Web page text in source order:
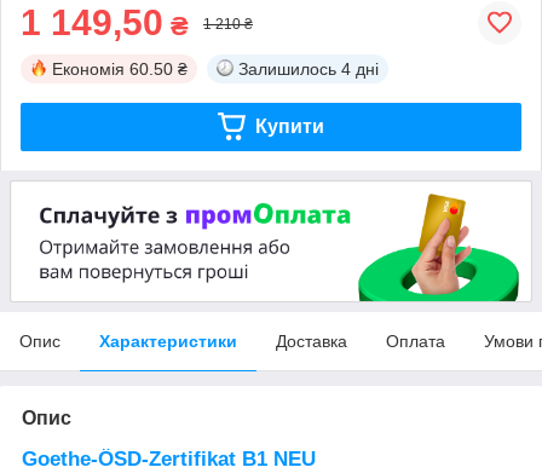
1 149,50 ₴ 1 210 ₴
Економія 60.50 ₴ Залишилось 4 дні
Купити
Опис Характеристики Доставка Оплата Умови
Опис
Goethe-ÖSD-Zertifikat B1 NEU